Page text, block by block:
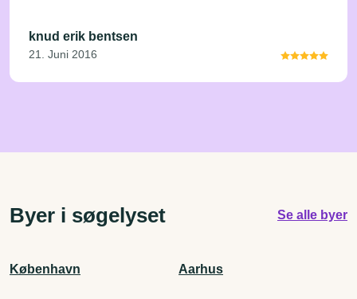
knud erik bentsen
21. Juni 2016
Byer i søgelyset Se alle byer
København Aarhus